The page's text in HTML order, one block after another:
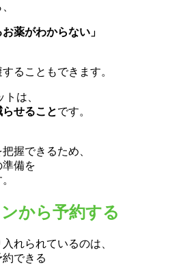
薬がわからない」
ることもできます。
は、
せることです。
握できるため、
準備を
から予約する
れられているのは、
できる